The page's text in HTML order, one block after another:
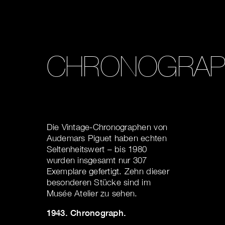
Die Vintage-Chronographen von
Audemars Piguet haben echten
Seltenheitswert – bis 1980
wurden insgesamt nur 307
Exemplare gefertigt. Zehn dieser
besonderen Stücke sind im
Musée Atelier zu sehen.
1943. Chronograph.